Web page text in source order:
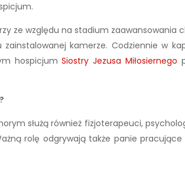
ze względu na stadium zaawansowania
kamerze. Codziennie w
hospicjumSiostry Jezusa Miłosiernego
służą również fizjoterapeuci,
rolę odgrywają także panie